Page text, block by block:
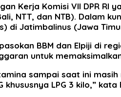
Kerja Komisi VII DPR
NTT, dan NTB). Dalam
di Jatimbalinus (Jawa
BBM dan Elpiji di
untuk
sampai saat ini
khususnya LPG 3 kilo,”